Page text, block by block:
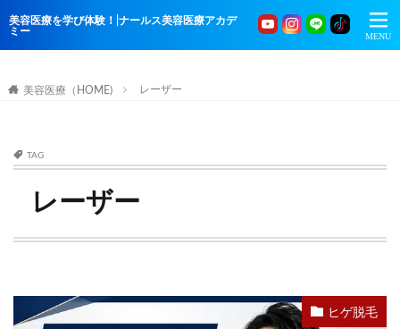
美容医療を学び体験！|ナールス美容医療アカデ
ミー
美容医療（HOME) レーザー
TAG
レーザー
ヒゲ脱毛